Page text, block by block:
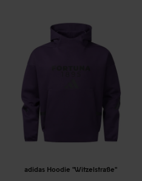
adidas Hoodie "Witzelstraße"